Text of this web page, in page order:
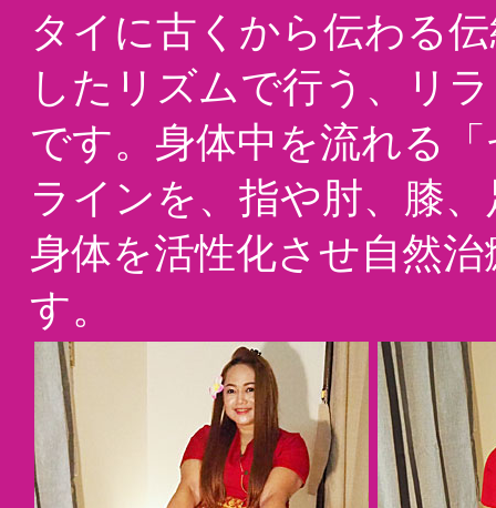
タイに古くから伝わる
したリズムで行う、リ
です。身体中を流れる
ラインを、指や肘、膝
身体を活性化させ自然
す。